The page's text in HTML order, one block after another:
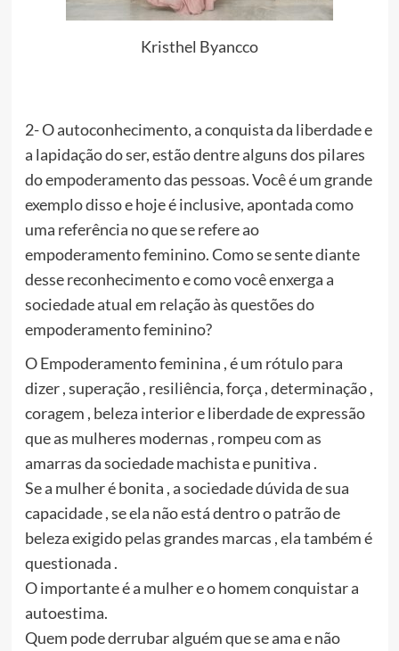
Kristhel Byancco
2- O autoconhecimento, a conquista da liberdade e
a lapidação do ser, estão dentre alguns dos pilares
do empoderamento das pessoas. Você é um grande
exemplo disso e hoje é inclusive, apontada como
uma referência no que se refere ao
empoderamento feminino. Como se sente diante
desse reconhecimento e como você enxerga a
sociedade atual em relação às questões do
empoderamento feminino?
O Empoderamento feminina , é um rótulo para
dizer , superação , resiliência, força , determinação ,
coragem , beleza interior e liberdade de expressão
que as mulheres modernas , rompeu com as
amarras da sociedade machista e punitiva .
Se a mulher é bonita , a sociedade dúvida de sua
capacidade , se ela não está dentro o patrão de
beleza exigido pelas grandes marcas , ela também é
questionada .
O importante é a mulher e o homem conquistar a
autoestima.
Quem pode derrubar alguém que se ama e não